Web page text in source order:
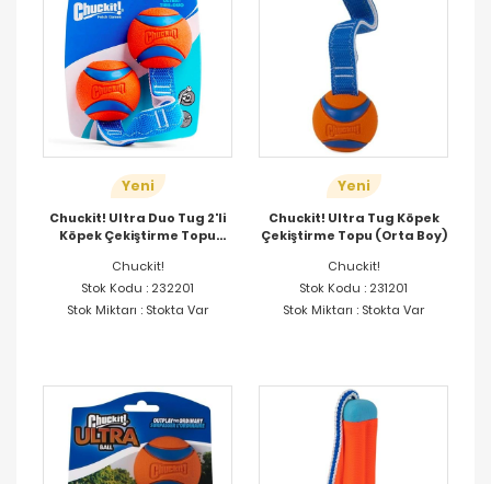
Yeni
Chuckit! Ultra Duo Tug 2'li
Köpek Çekiştirme Topu
Chuckit!
Stok Kodu : 232201
Stok Miktarı : Stokta Var
Yeni
Chuckit! Ultra Tug Köpek
Çekiştirme Topu (Orta Boy)
Chuckit!
Stok Kodu : 231201
Stok Miktarı : Stokta Var